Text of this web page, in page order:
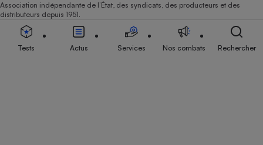
Association indépendante de l’État, des syndicats, des producteurs et des
distributeurs depuis 1951.
Tests Actus Services Nos combats Rechercher